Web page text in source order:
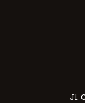
Jl.